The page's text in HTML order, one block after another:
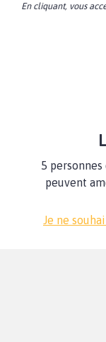
En cliquant, vous
5
peuvent
Je ne